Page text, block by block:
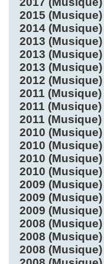
2015 (Musique)
2014 (Musique)
2013 (Musique)
2013 (Musique)
2013 (Musique)
2012 (Musique)
2011 (Musique)
2011 (Musique)
2011 (Musique)
2010 (Musique)
2010 (Musique)
2010 (Musique)
2010 (Musique)
2009 (Musique)
2009 (Musique)
2009 (Musique)
2008 (Musique)
2008 (Musique)
2008 (Musique)